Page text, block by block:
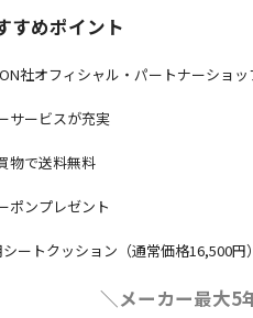
すめポイント
社オフィシャル・パートナーショッ
サービスが充実
物で送料無料
ポンプレゼント
ートクッション（通常価格16,500
＼メーカー最大5